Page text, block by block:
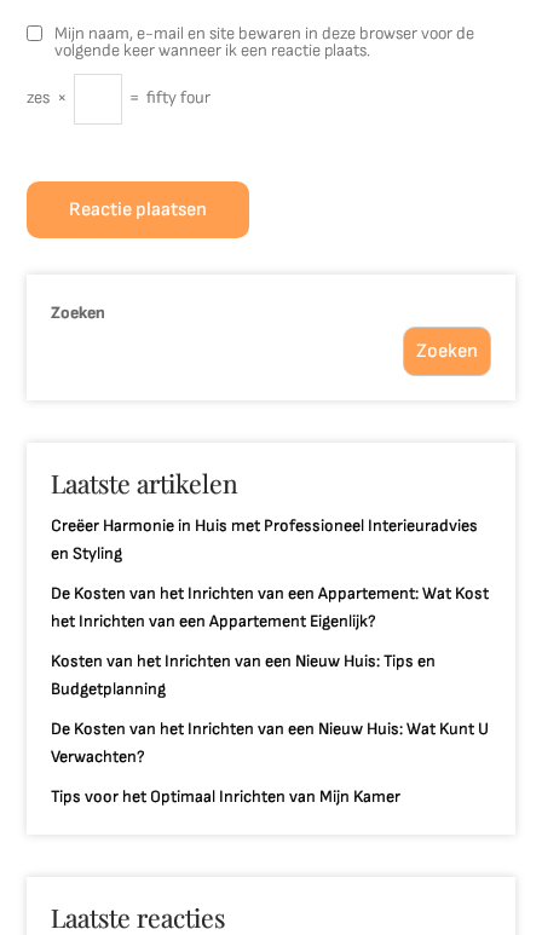
Mijn naam, e-mail en site bewaren in deze browser voor de
volgende keer wanneer ik een reactie plaats.
zes × = fifty four
Zoeken
Zoeken
Laatste artikelen
Creëer Harmonie in Huis met Professioneel Interieuradvies
en Styling
De Kosten van het Inrichten van een Appartement: Wat Kost
het Inrichten van een Appartement Eigenlijk?
Kosten van het Inrichten van een Nieuw Huis: Tips en
Budgetplanning
De Kosten van het Inrichten van een Nieuw Huis: Wat Kunt U
Verwachten?
Tips voor het Optimaal Inrichten van Mijn Kamer
Laatste reacties